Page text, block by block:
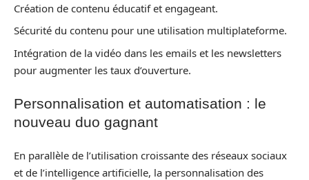
Création de contenu éducatif et engageant.
Sécurité du contenu pour une utilisation multiplateforme.
Intégration de la vidéo dans les emails et les newsletters
pour augmenter les taux d’ouverture.
Personnalisation et automatisation : le
nouveau duo gagnant
En parallèle de l’utilisation croissante des réseaux sociaux
et de l’intelligence artificielle, la personnalisation des